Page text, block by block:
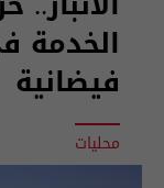
الخدمة
فيضانية
محليات